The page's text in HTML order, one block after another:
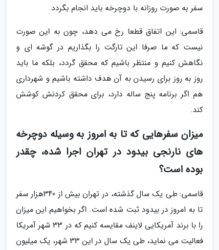
سفر به صورت روزانه با دوچرخه باید انجام بگردد.
قاسمی: این اتفاق قطعا رخ می دهد، چون به این صورت
نیست که ما صرفا این تارگت را بگذاریم در گوشه ای و
نگاهش کنیم و منتظر باشیم که محقق گردد، بلکه ما باید
روز به روز برای رسیدن به آن هدف داشته باشیم و شهرداری
هم اگر برنامه پنج ساله دارد، برای محقق کردنش کوشش
کند.
میزان سفرهایی که تا به امروز به وسیله دوچرخه
های نارنجی بیدود در تهران اجرا شده، چقدر
بوده است؟
قاسمی: طی یک سال گذشته، در تهران بیش از 340هزار سفر
تا به امروز در بیدود ثبت شده است. اگر بخواهیم این میزان
را با برند آمریکایی لاینف مقایسه کنیم که در 33 شهر آمریکا
فعالیت می نماید، طی یک سال در این 33 شهر، یک میلیون